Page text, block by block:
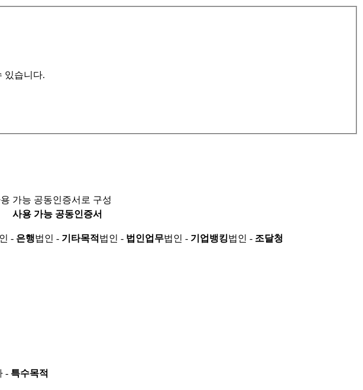
있습니다.
가능 공동인증서로 구성
사용 가능 공동인증서
- 은행법인 - 기타목적 법인 - 법인업무법인 - 기업뱅킹법인 - 조달청
- 특수목적